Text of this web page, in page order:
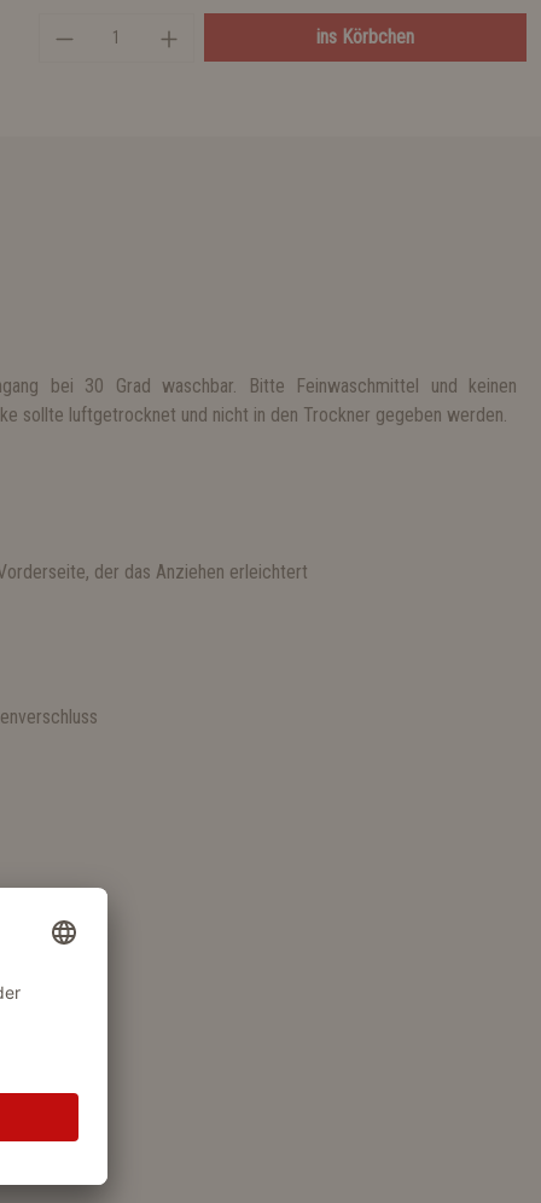
ins Körbchen
bei 30 Grad waschbar. Bitte Feinwaschmittel und keinen
sollte luftgetrocknet und nicht in den Trockner gegeben werden.
der das Anziehen erleichtert